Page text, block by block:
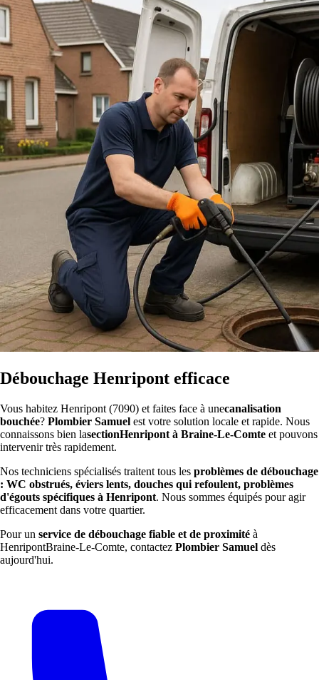
Débouchage Henripont efficace
Vous habitez Henripont (7090) et faites face à unecanalisation
bouchée? Plombier Samuel est votre solution locale et rapide. Nous
connaissons bien lasectionHenripont à Braine-Le-Comte et pouvons
intervenir très rapidement.
Nos techniciens spécialisés traitent tous les problèmes de débouchage
: WC obstrués, éviers lents, douches qui refoulent, problèmes
d'égouts spécifiques à Henripont. Nous sommes équipés pour agir
efficacement dans votre quartier.
Pour un service de débouchage fiable et de proximité à
HenripontBraine-Le-Comte, contactez Plombier Samuel dès
aujourd'hui.